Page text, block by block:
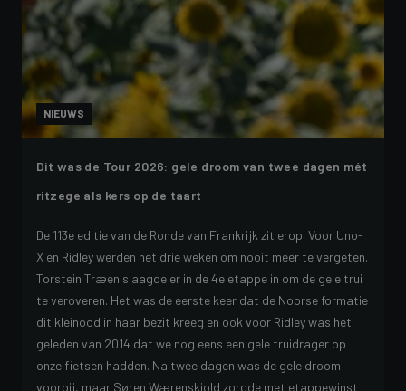
NIEUWS
Dit was de Tour 2026: gele droom van twee dagen mét
ritzege als kers op de taart
De 113e editie van de Ronde van Frankrijk zit erop. Voor Uno-
X en Ridley werden het drie weken om nooit meer te vergeten.
Torstein Træen slaagde er in de 4e etappe in om de gele trui
te veroveren. Het was de eerste keer dat de Noorse formatie
dit kleinood in haar bezit kreeg en ook voor Ridley was het
geleden van 2014 dat we nog eens een gele truidrager op
onze fietsen hadden. Na twee dagen was de gele droom
voorbij, maar Søren Wærenskjold zorgde met etappewinst